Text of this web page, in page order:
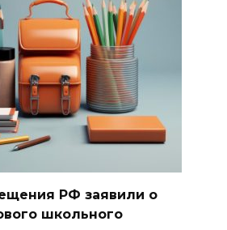
РФ заявили о
школьного